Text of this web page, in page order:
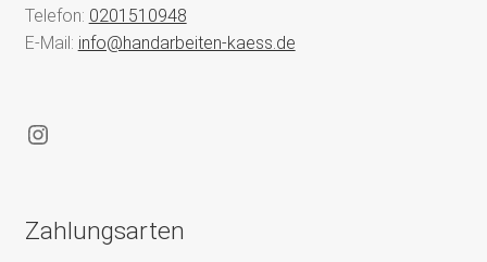
Telefon: 0201510948
E-Mail: info@handarbeiten-kaess.de
Instagram
Zahlungsarten